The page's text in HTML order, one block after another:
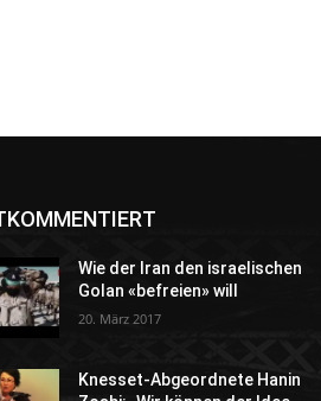
Wie der Iran den israelischen
Golan «befreien» will
20. März 2017
Knesset-Abgeordnete Hanin